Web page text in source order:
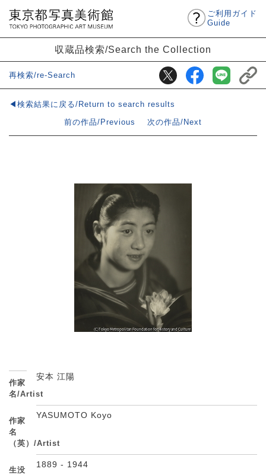
ご利用ガイド
Guide
収蔵品検索/Search the Collection
再検索/re-Search
◀検索結果に戻る/Return to search results
前の作品/Previous
次の作品/Next
作家
名/Artist
安本 江陽
作家
名
（英）/Artist
YASUMOTO Koyo
生没
1889 - 1944